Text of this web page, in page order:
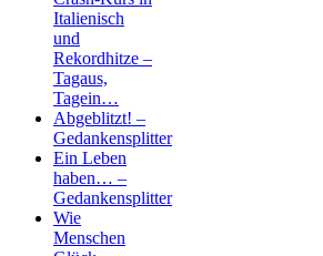
Italienisch
und
Rekordhitze –
Tagaus,
Tagein…
Abgeblitzt! –
Gedankensplitter
Ein Leben
haben… –
Gedankensplitter
Wie
Menschen